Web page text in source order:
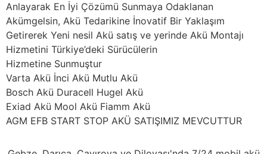
Anlayarak En İyi Çözümü Sunmaya Odaklanan
Akümgelsin, Akü Tedarikine İnovatif Bir Yaklaşım
Getirerek Yeni nesil Akü satış ve yerinde Akü Montajı
Hizmetini Türkiye’deki Sürücülerin
Hizmetine Sunmuştur
Varta Akü İnci Akü Mutlu Akü
Bosch Akü Duracell Hugel Akü
Exiad Akü Mool Akü Fiamm Akü
AGM EFB START STOP AKÜ SATIŞIMIZ MEVCUTTUR